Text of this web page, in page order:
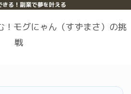
きる！副業で夢を叶える
！モグにゃん（すずまさ）の挑
戦